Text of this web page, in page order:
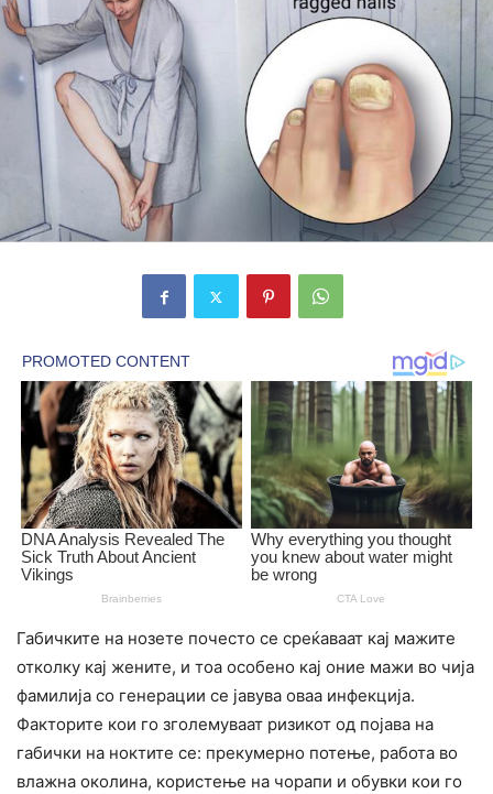
Габичките на нозете почесто се среќаваат кај мажите
отколку кај жените, и тоа особено кај оние мажи во чија
фамилија со генерации се јавува оваа инфекција.
Факторите кои го зголемуваат ризикот од појава на
габички на ноктите се: прекумерно потење, работа во
влажна околина, користење на чорапи и обувки кои го